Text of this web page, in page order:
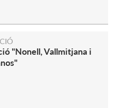
"Nonell, Vallmitjana i